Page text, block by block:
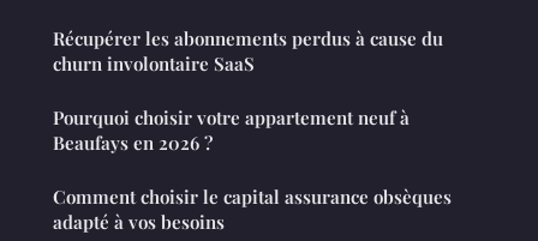
Récupérer les abonnements perdus à cause du
churn involontaire SaaS
Pourquoi choisir votre appartement neuf à
Beaufays en 2026 ?
Comment choisir le capital assurance obsèques
adapté à vos besoins